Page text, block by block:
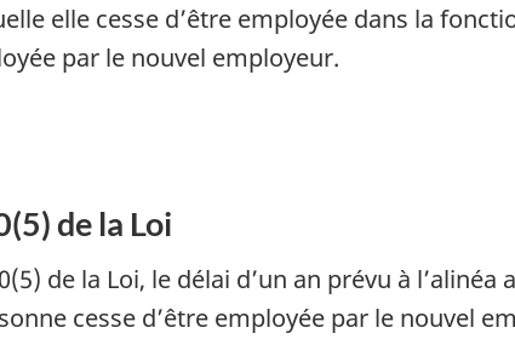
elle cesse d’être employée dans la
par le nouvel employeur.
de la Loi
de la Loi, le délai d’un an prévu à
cesse d’être employée par le nouvel